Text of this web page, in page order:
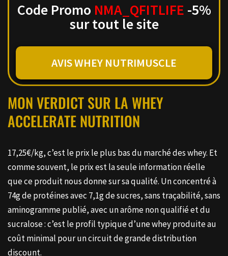
Code Promo NMA_QFITLIFE -5%
sur tout le site
AVIS WHEY NUTRIMUSCLE
MON VERDICT SUR LA WHEY
ACCELERATE NUTRITION
17,25€/kg, c’est le prix le plus bas du marché des whey. Et
comme souvent, le prix est la seule information réelle
que ce produit nous donne sur sa qualité. Un concentré à
74g de protéines avec 7,1g de sucres, sans traçabilité, sans
aminogramme publié, avec un arôme non qualifié et du
sucralose : c’est le profil typique d’une whey produite au
coût minimal pour un circuit de grande distribution
discount.